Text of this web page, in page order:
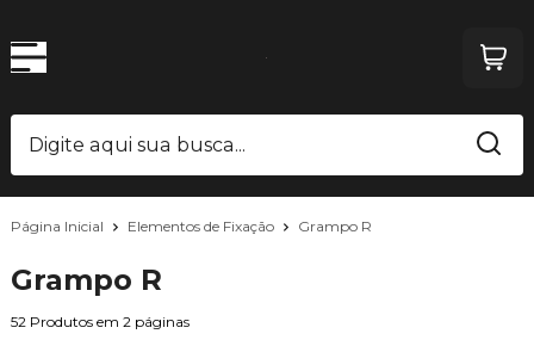
Página Inicial Elementos de Fixação Grampo R
Grampo R
52 Produtos em 2 páginas